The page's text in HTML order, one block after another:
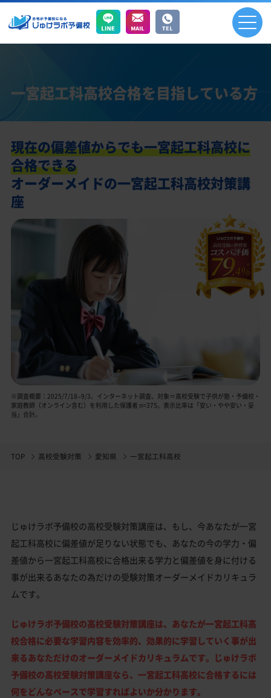
一宮起工科高校合格を目指している方
現在の偏差値からでも一宮起工科高校に
合格できる
オーダーメイドの一宮起工科高校対策講
座
※調査概要：2025/7/18–9/3、インターネット調査、対象＝高校受験で子供が塾・予備校・
家庭教師（オンライン含む）を利用した保護者 n=375。表示比率は「安い・やや安い・妥
当」合計。
TOP 高校受験対策 愛知県 一宮起工科高校
じゅけラボ予備校の高校受験対策講座は、もし、今あなたが一宮
起工科高校に偏差値が足りない状態でも、あなたの今の学力・偏
差値から一宮起工科高校に合格出来る学力と偏差値を身に付ける
事が出来るあなたの為だけの受験対策オーダーメイドカリキュラ
ムです。
じゅけラボ予備校の高校受験対策講座は、あなたが一宮起工科高
校合格に必要な学習内容を効率的、効果的に学習していく事が出
来るあなただけのオーダーメイドカリキュラムです。じゅけラボ
予備校の高校受験対策講座なら、一宮起工科高校に合格するには
何をどんなペースで学習すればよいか分かります。